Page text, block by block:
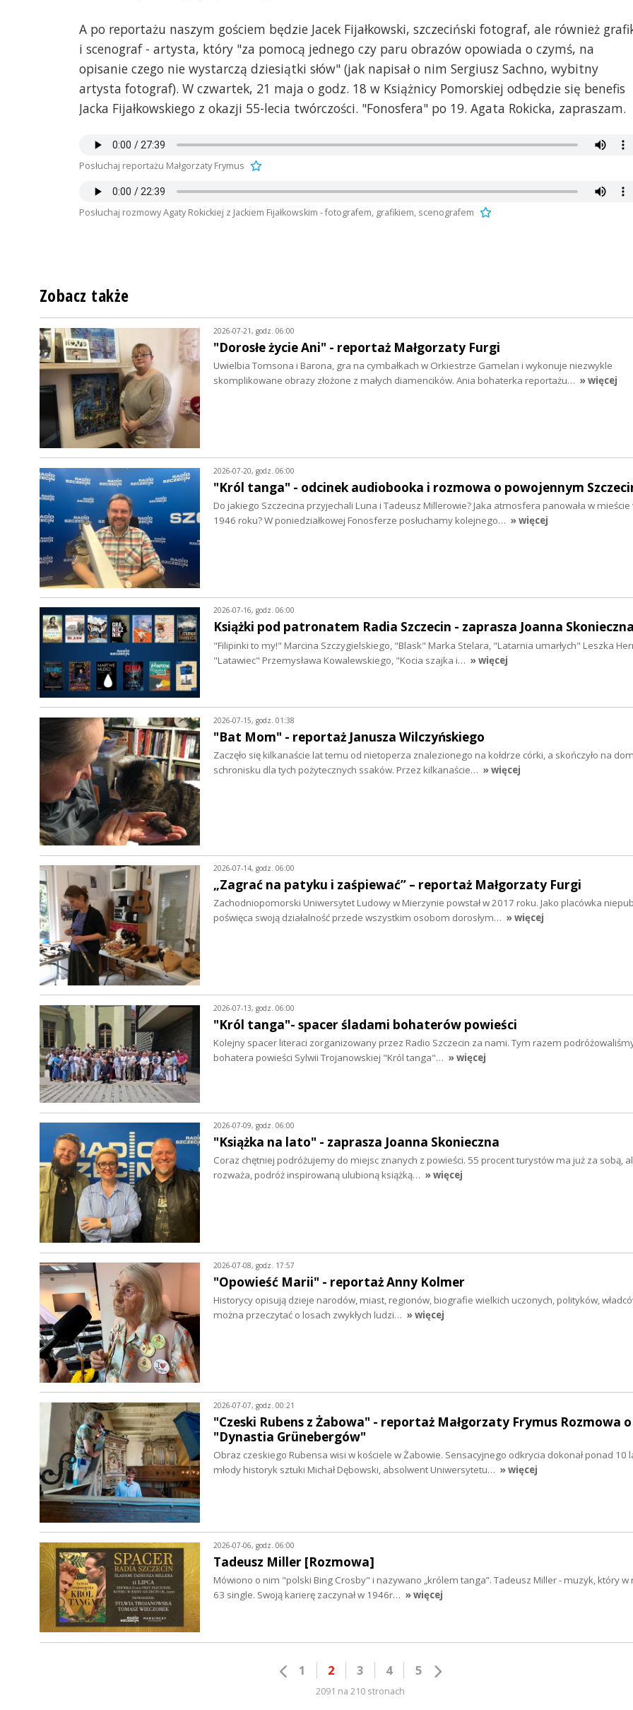
A po reportażu naszym gościem będzie Jacek Fijałkowski, szczeciński fotograf, ale również
i scenograf - artysta, który "za pomocą jednego czy paru obrazów opowiada o czymś, na
opisanie czego nie wystarczą dziesiątki słów" (jak napisał o nim Sergiusz Sachno, wybitny
artysta fotograf). W czwartek, 21 maja o godz. 18 w Książnicy Pomorskiej odbędzie się benefis
Jacka Fijałkowskiego z okazji 55-lecia twórczości. "Fonosfera" po 19. Agata Rokicka, zapraszam.
Posłuchaj reportażu Małgorzaty Frymus
Posłuchaj rozmowy Agaty Rokickiej z Jackiem Fijałkowskim - fotografem, grafikiem, scenografem
Zobacz także
2026-07-21, godz. 06:00
"Dorosłe życie Ani" - reportaż Małgorzaty Furgi
Uwielbia Tomsona i Barona, gra na cymbałkach w Orkiestrze Gamelan i wykonuje niezwykle
skomplikowane obrazy złożone z małych diamencików. Ania bohaterka reportażu… » więcej
2026-07-20, godz. 06:00
"Król tanga" - odcinek audiobooka i rozmowa o powojennym
Do jakiego Szczecina przyjechali Luna i Tadeusz Millerowie? Jaka atmosfera panowała w
1946 roku? W poniedziałkowej Fonosferze posłuchamy kolejnego… » więcej
2026-07-16, godz. 06:00
Książki pod patronatem Radia Szczecin - zaprasza Joanna Skonieczna
"Filipinki to my!" Marcina Szczygielskiego, "Blask" Marka Stelara, "Latarnia umarłych" Leszka
"Latawiec" Przemysława Kowalewskiego, "Kocia szajka i… » więcej
2026-07-15, godz. 01:38
"Bat Mom" - reportaż Janusza Wilczyńskiego
Zaczęło się kilkanaście lat temu od nietoperza znalezionego na kołdrze córki, a skończyło na
schronisku dla tych pożytecznych ssaków. Przez kilkanaście… » więcej
2026-07-14, godz. 06:00
„Zagrać na patyku i zaśpiewać” – reportaż Małgorzaty Furgi
Zachodniopomorski Uniwersytet Ludowy w Mierzynie powstał w 2017 roku. Jako placówka
poświęca swoją działalność przede wszystkim osobom dorosłym… » więcej
2026-07-13, godz. 06:00
"Król tanga"- spacer śladami bohaterów powieści
Kolejny spacer literaci zorganizowany przez Radio Szczecin za nami. Tym razem
bohatera powieści Sylwii Trojanowskiej "Król tanga"… » więcej
2026-07-09, godz. 06:00
"Książka na lato" - zaprasza Joanna Skonieczna
Coraz chętniej podróżujemy do miejsc znanych z powieści. 55 procent turystów ma już za sobą,
rozważa, podróż inspirowaną ulubioną książką… » więcej
2026-07-08, godz. 17:57
"Opowieść Marii" - reportaż Anny Kolmer
Historycy opisują dzieje narodów, miast, regionów, biografie wielkich uczonych, polityków,
można przeczytać o losach zwykłych ludzi… » więcej
2026-07-07, godz. 00:21
"Czeski Rubens z Żabowa" - reportaż Małgorzaty Frymus Rozmowa
"Dynastia Grünebergów"
Obraz czeskiego Rubensa wisi w kościele w Żabowie. Sensacyjnego odkrycia dokonał ponad 10
młody historyk sztuki Michał Dębowski, absolwent Uniwersytetu… » więcej
2026-07-06, godz. 06:00
Tadeusz Miller [Rozmowa]
Mówiono o nim "polski Bing Crosby" i nazywano „królem tanga”. Tadeusz Miller - muzyk, który w
63 single. Swoją karierę zaczynał w 1946r… » więcej
1 2 3 4 5
2091 na 210 stronach